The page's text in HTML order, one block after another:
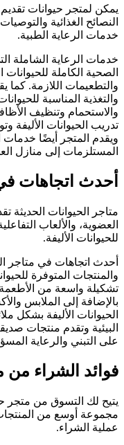
يمكن لمتجر حيوانات
النصائح الغذائية
خدمات الرعاية الطبية.
خدمات الرعاية الشاملة
الصحية الكاملة
والتطعيمات اللازمة. كما
والتغذية المناسبة
والاستحمام وتنظيف
تدريب الحيوانات الأليفة
ويقدم المتجر أيضًا
المستلزمات إلى منازل
أحدث اتجاهات
متاجر الحيوانات الحديثة
العضوية، والألعاب
للحيوانات الأليفة.
أحدث اتجاهات في متاجر
والمنتجات المتوفرة
تشكيلة واسعة من الأطعمة
بالإضافة إلى الملابس
الحيوانات الأليفة بشكل
البيئية وتقدم منتجات
على التبني والرعاية
فوائد الشراء من
يتيح لك التسوق من متجر
مجموعة أوسع من
عملية الشراء.